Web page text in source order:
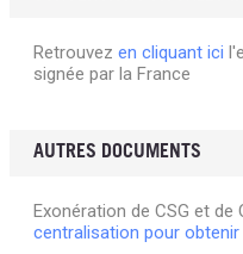
Retrouvez en cliquant ici
signée par la France
AUTRES DOCUMENTS
Exonération de CSG et de
centralisation pour